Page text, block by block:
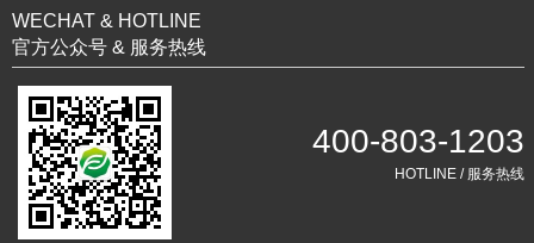
WECHAT & HOTLINE
官方公众号 & 服务热线
400-803-1203
HOTLINE / 服务热线